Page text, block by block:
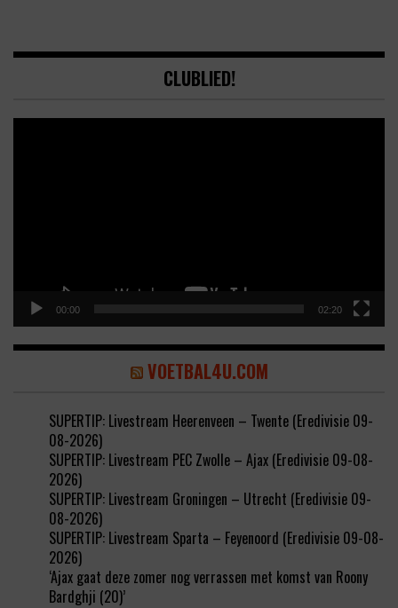
CLUBLIED!
00:00 02:20
VOETBAL4U.COM
SUPERTIP: Livestream Heerenveen – Twente (Eredivisie 09-
08-2026)
SUPERTIP: Livestream PEC Zwolle – Ajax (Eredivisie 09-08-
2026)
SUPERTIP: Livestream Groningen – Utrecht (Eredivisie 09-
08-2026)
SUPERTIP: Livestream Sparta – Feyenoord (Eredivisie 09-08-
2026)
‘Ajax gaat deze zomer nog verrassen met komst van Roony
Bardghji (20)’